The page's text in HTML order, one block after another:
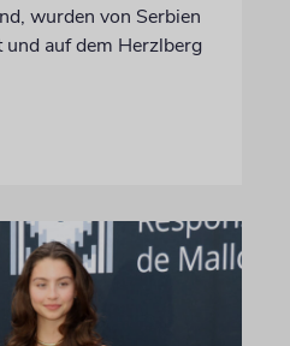
wurden von Serbien
auf dem Herzlberg